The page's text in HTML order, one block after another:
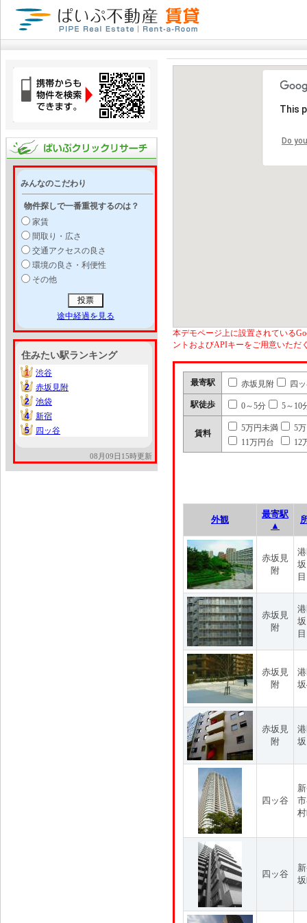
みんなのこだわり
物件探しで一番重視するのは？
家賃
間取り・広さ
交通アクセスの良さ
環境の良さ・利便性
その他
途中経過を見る
住みたい駅ランキング
1
1
渋谷
2
2
赤坂見附
2
2
池袋
4
4
新宿
5
5 四ッ谷
08月09日15時更新
This
Do
本デモページ上に設置されている
ントおよびAPIキーをご用意いただ
最寄駅 赤坂見附 四
駅徒歩 0～5分 5～10
賃料
5万円未満
5
11万円台
12
外観
最寄駅
▲
赤坂見
附
目
赤坂見
附
目
赤坂見
附
赤坂見
附
四ッ谷
四ッ谷